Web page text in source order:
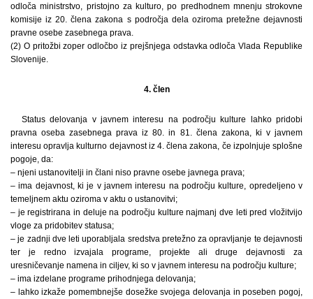
odloča ministrstvo, pristojno za kulturo, po predhodnem mnenju strokovne
komisije iz 20. člena zakona s področja dela oziroma pretežne dejavnosti
pravne osebe zasebnega prava.
(2) O pritožbi zoper odločbo iz prejšnjega odstavka odloča Vlada Republike
Slovenije.
4. člen
Status delovanja v javnem interesu na področju kulture lahko pridobi
pravna oseba zasebnega prava iz 80. in 81. člena zakona, ki v javnem
interesu opravlja kulturno dejavnost iz 4. člena zakona, če izpolnjuje splošne
pogoje, da:
– njeni ustanovitelji in člani niso pravne osebe javnega prava;
– ima dejavnost, ki je v javnem interesu na področju kulture, opredeljeno v
temeljnem aktu oziroma v aktu o ustanovitvi;
– je registrirana in deluje na področju kulture najmanj dve leti pred vložitvijo
vloge za pridobitev statusa;
– je zadnji dve leti uporabljala sredstva pretežno za opravljanje te dejavnosti
ter je redno izvajala programe, projekte ali druge dejavnosti za
uresničevanje namena in ciljev, ki so v javnem interesu na področju kulture;
– ima izdelane programe prihodnjega delovanja;
– lahko izkaže pomembnejše dosežke svojega delovanja in poseben pogoj,